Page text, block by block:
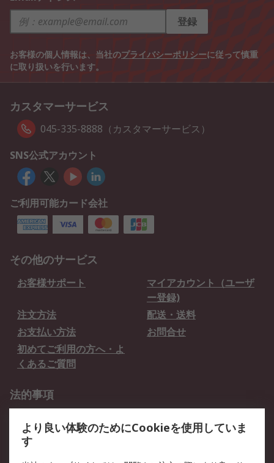
登録
お客様の個人情報は、当社のプライバシーポリシーに従って慎重
に取り扱いを行います。
カスタマーサービス
045-335-8888（カスタマーサービス）
SNS公式アカウント
ご利用可能カード会社
その他のサービス
お客様サポート
マイアカウント（ユーザ
ー登録)
注文方法
配送・送料
お支払い方法
お問合せ
初めてご利用の方へ・よ
くあるご質問
法的事項
クッキーポリシー
より良い体験のためにCookieを使用していま
す